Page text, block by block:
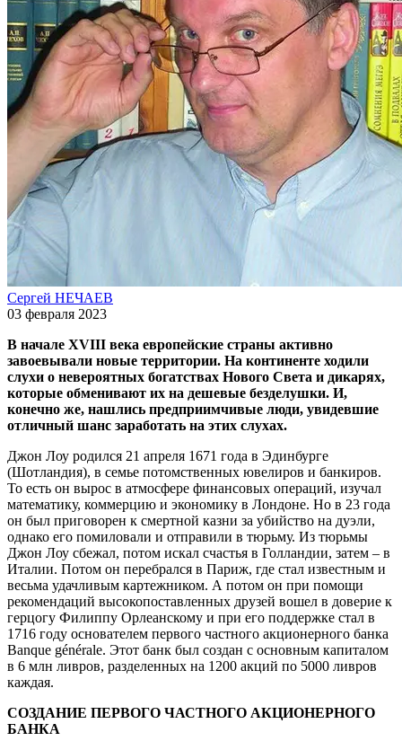
Сергей НЕЧАЕВ
03 февраля 2023
В начале XVIII века европейские страны активно
завоевывали новые территории. На континенте ходили
слухи о невероятных богатствах Нового Света и дикарях,
которые обменивают их на дешевые безделушки. И,
конечно же, нашлись предприимчивые люди, увидевшие
отличный шанс заработать на этих слухах.
Джон Лоу родился 21 апреля 1671 года в Эдинбурге
(Шотландия), в семье потомственных ювелиров и банкиров.
То есть он вырос в атмосфере финансовых операций, изучал
математику, коммерцию и экономику в Лондоне. Но в 23 года
он был приговорен к смертной казни за убийство на дуэли,
однако его помиловали и отправили в тюрьму. Из тюрьмы
Джон Лоу сбежал, потом искал счастья в Голландии, затем – в
Италии. Потом он перебрался в Париж, где стал известным и
весьма удачливым картежником. А потом он при помощи
рекомендаций высокопоставленных друзей вошел в доверие к
герцогу Филиппу Орлеанскому и при его поддержке стал в
1716 году основателем первого частного акционерного банка
Banque générale. Этот банк был создан с основным капиталом
в 6 млн ливров, разделенных на 1200 акций по 5000 ливров
каждая.
СОЗДАНИЕ ПЕРВОГО ЧАСТНОГО АКЦИОНЕРНОГО
БАНКА